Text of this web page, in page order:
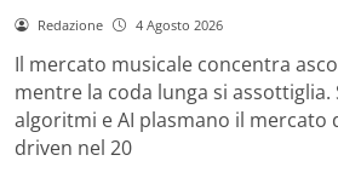
Redazione 4 Agosto 2026
Il mercato musicale concentra
mentre la coda lunga si assottiglia.
algoritmi e AI plasmano il mercato
driven nel 20